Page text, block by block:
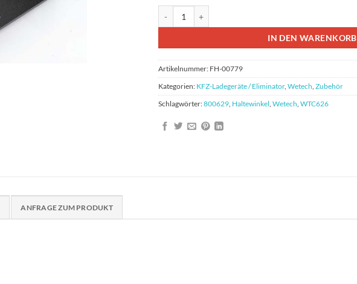
IN DEN WARENKORB
Artikelnummer: FH-00779
Kategorien: KFZ-Ladegerät​​e / Eliminator, Wetech Zubehör
Schlagwörter:800629 Haltewinkel Wetech WTC626
ANFRAGE ZUM PRODUKT